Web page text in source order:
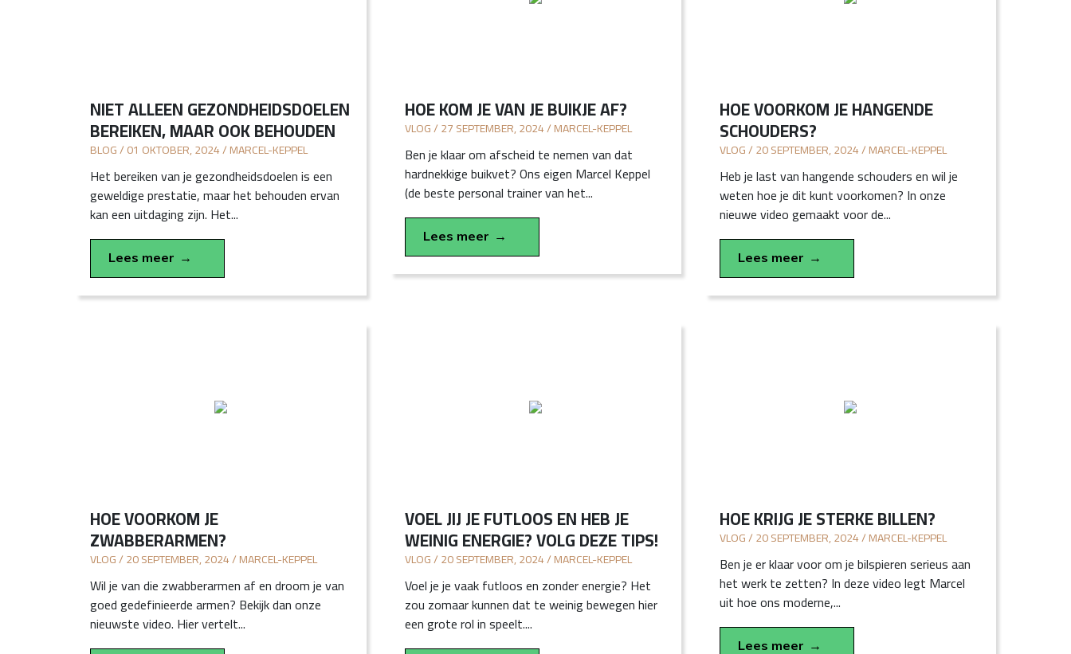
NIET ALLEEN GEZONDHEIDSDOELEN
BEREIKEN, MAAR OOK BEHOUDEN
BLOG / 01 OKTOBER, 2024 / MARCEL-KEPPEL
Het bereiken van je gezondheidsdoelen is een
geweldige prestatie, maar het behouden ervan
kan een uitdaging zijn. Het...
Lees meer
HOE KOM JE VAN JE BUIKJE AF?
VLOG / 27 SEPTEMBER, 2024 / MARCEL-KEPPEL
Ben je klaar om afscheid te nemen van dat
hardnekkige buikvet? Ons eigen Marcel Keppel
(de beste personal trainer van het...
Lees meer
HOE VOORKOM JE HANGENDE
SCHOUDERS?
VLOG / 20 SEPTEMBER, 2024 / MARCEL-KEPPEL
Heb je last van hangende schouders en wil je
weten hoe je dit kunt voorkomen? In onze
nieuwe video gemaakt voor de...
Lees meer
HOE VOORKOM JE
ZWABBERARMEN?
VLOG / 20 SEPTEMBER, 2024 / MARCEL-KEPPEL
Wil je van die zwabberarmen af en droom je van
goed gedefinieerde armen? Bekijk dan onze
nieuwste video. Hier vertelt...
VOEL JIJ JE FUTLOOS EN HEB JE
WEINIG ENERGIE? VOLG DEZE TIPS!
VLOG / 20 SEPTEMBER, 2024 / MARCEL-KEPPEL
Voel je je vaak futloos en zonder energie? Het
zou zomaar kunnen dat te weinig bewegen hier
een grote rol in speelt....
HOE KRIJG JE STERKE BILLEN?
VLOG / 20 SEPTEMBER, 2024 / MARCEL-KEPPEL
Ben je er klaar voor om je bilspieren serieus aan
het werk te zetten? In deze video legt Marcel
uit hoe ons moderne,...
Lees meer